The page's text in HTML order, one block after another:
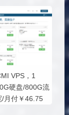
VPS，1
硬盘/800G流
月付￥46.75